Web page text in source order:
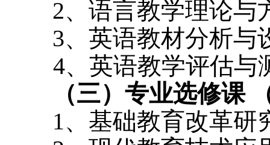
2、语言教学理论与
3、英语教材分析与
4、英语教学评估与
（三）专业选修课
1、基础教育改革研